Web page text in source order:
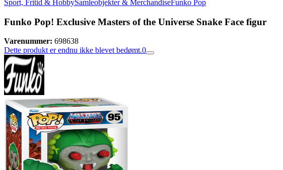
Sport, Fritid & HobbySamleobjekter & MerchandiseFunko Pop
Funko Pop! Exclusive Masters of the Universe Snake Face figur
Varenummer: 698638
Dette produkt er endnu ikke blevet bedømt.0